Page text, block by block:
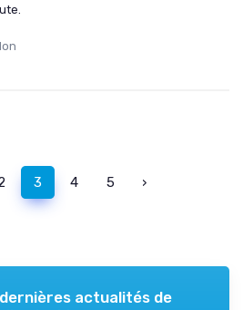
3 4 5 ›
actualités de